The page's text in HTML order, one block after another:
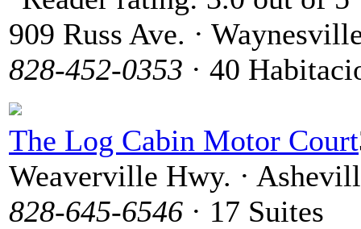
909 Russ Ave. ·
828-452-0353 · 40
The Log Cabin Motor Court
Weaverville Hwy. ·
828-645-6546 · 17 Suites